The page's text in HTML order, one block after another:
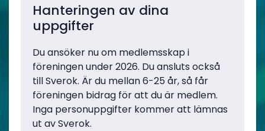
Hanteringen av dina
uppgifter
Du ansöker nu om medlemsskap i
föreningen under 2026. Du ansluts också
till Sverok. Är du mellan 6-25 år, så får
föreningen bidrag för att du är medlem.
Inga personuppgifter kommer att lämnas
ut av Sverok.